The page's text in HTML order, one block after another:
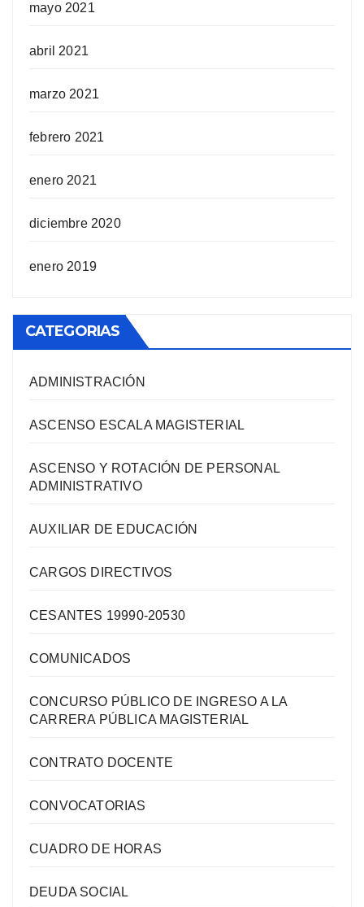
mayo 2021
abril 2021
marzo 2021
febrero 2021
enero 2021
diciembre 2020
enero 2019
CATEGORIAS
ADMINISTRACIÓN
ASCENSO ESCALA MAGISTERIAL
ASCENSO Y ROTACIÓN DE PERSONAL
ADMINISTRATIVO
AUXILIAR DE EDUCACIÓN
CARGOS DIRECTIVOS
CESANTES 19990-20530
COMUNICADOS
CONCURSO PÚBLICO DE INGRESO A LA
CARRERA PÚBLICA MAGISTERIAL
CONTRATO DOCENTE
CONVOCATORIAS
CUADRO DE HORAS
DEUDA SOCIAL